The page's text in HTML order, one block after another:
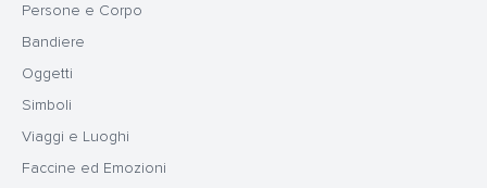
Persone e Corpo
Bandiere
Oggetti
Simboli
Viaggi e Luoghi
Faccine ed Emozioni